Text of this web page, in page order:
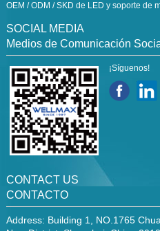
OEM / ODM / SKD de LED y soporte de
SOCIAL MEDIA
Medios de Comunicación
¡Síguenos!
CONTACT US
CONTACTO
Address: Building 1, NO.1765